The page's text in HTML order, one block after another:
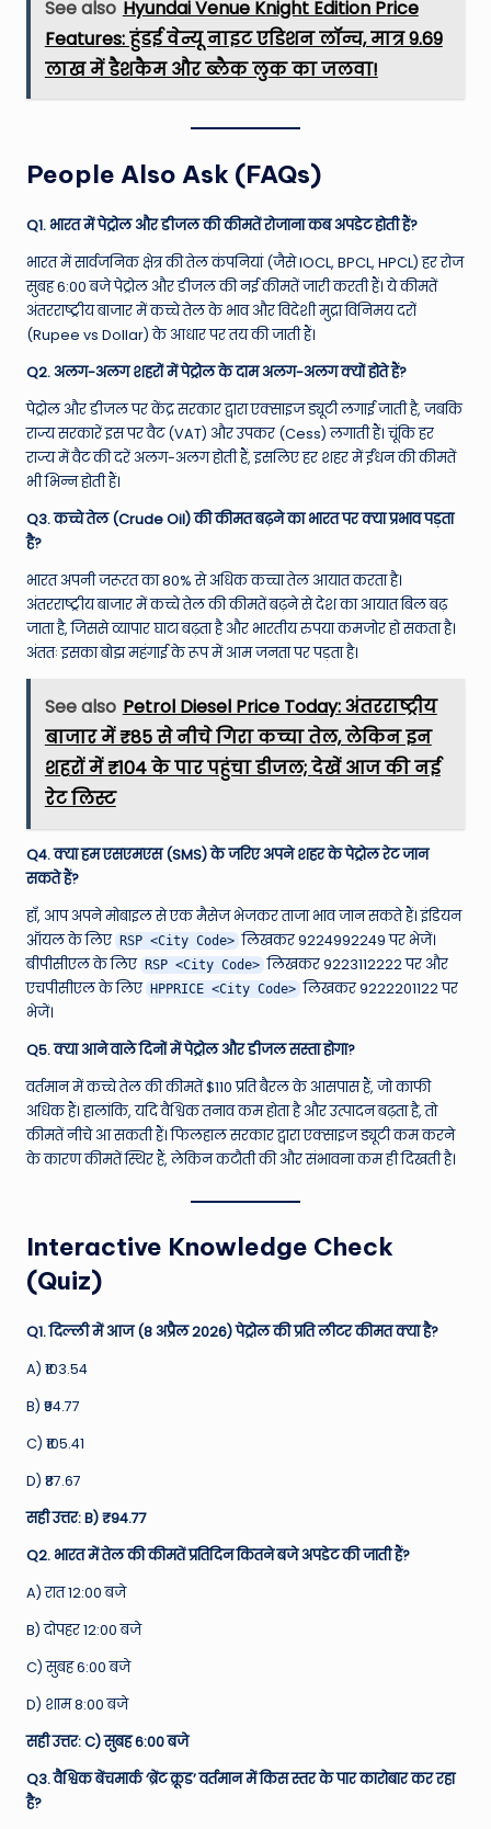
See also Hyundai Venue Knight Edition Price
Features: हुंडई वेन्यू नाइट एडिशन लॉन्च, मात्र 9.69
लाख में डैशकैम और ब्लैक लुक का जलवा!
People Also Ask (FAQs)
Q1. भारत में पेट्रोल और डीजल की कीमतें रोजाना कब अपडेट होती हैं?
भारत में सार्वजनिक क्षेत्र की तेल कंपनियां (जैसे IOCL, BPCL, HPCL) हर रोज
सुबह 6:00 बजे पेट्रोल और डीजल की नई कीमतें जारी करती हैं। ये कीमतें
अंतरराष्ट्रीय बाजार में कच्चे तेल के भाव और विदेशी मुद्रा विनिमय दरों
(Rupee vs Dollar) के आधार पर तय की जाती हैं।
Q2. अलग-अलग शहरों में पेट्रोल के दाम अलग-अलग क्यों होते हैं?
पेट्रोल और डीजल पर केंद्र सरकार द्वारा एक्साइज ड्यूटी लगाई जाती है, जबकि
राज्य सरकारें इस पर वैट (VAT) और उपकर (Cess) लगाती हैं। चूंकि हर
राज्य में वैट की दरें अलग-अलग होती हैं, इसलिए हर शहर में ईंधन की कीमतें
भी भिन्न होती हैं।
Q3. कच्चे तेल (Crude Oil) की कीमत बढ़ने का भारत पर क्या प्रभाव पड़ता
है?
भारत अपनी जरूरत का 80% से अधिक कच्चा तेल आयात करता है।
अंतरराष्ट्रीय बाजार में कच्चे तेल की कीमतें बढ़ने से देश का आयात बिल बढ़
जाता है, जिससे व्यापार घाटा बढ़ता है और भारतीय रुपया कमजोर हो सकता है।
अंततः इसका बोझ महंगाई के रूप में आम जनता पर पड़ता है।
See also Petrol Diesel Price Today: अंतरराष्ट्रीय
बाजार में ₹85 से नीचे गिरा कच्चा तेल, लेकिन इन
शहरों में ₹104 के पार पहुंचा डीजल; देखें आज की नई
रेट लिस्ट
Q4. क्या हम एसएमएस (SMS) के जरिए अपने शहर के पेट्रोल रेट जान
सकते हैं?
हाँ, आप अपने मोबाइल से एक मैसेज भेजकर ताजा भाव जान सकते हैं। इंडियन
ऑयल के लिए RSP <City Code> लिखकर 9224992249 पर भेजें।
बीपीसीएल के लिए RSP <City Code> लिखकर 9223112222 पर और
एचपीसीएल के लिए HPPRICE <City Code> लिखकर 9222201122 पर
भेजें।
Q5. क्या आने वाले दिनों में पेट्रोल और डीजल सस्ता होगा?
वर्तमान में कच्चे तेल की कीमतें $110 प्रति बैरल के आसपास हैं, जो काफी
अधिक हैं। हालांकि, यदि वैश्विक तनाव कम होता है और उत्पादन बढ़ता है, तो
कीमतें नीचे आ सकती हैं। फिलहाल सरकार द्वारा एक्साइज ड्यूटी कम करने
के कारण कीमतें स्थिर हैं, लेकिन कटौती की और संभावना कम ही दिखती है।
Interactive Knowledge Check
(Quiz)
Q1. दिल्ली में आज (8 अप्रैल 2026) पेट्रोल की प्रति लीटर कीमत क्या है?
A) ₹103.54
B) ₹94.77
C) ₹105.41
D) ₹87.67
सही उत्तर: B) ₹94.77
Q2. भारत में तेल की कीमतें प्रतिदिन कितने बजे अपडेट की जाती हैं?
A) रात 12:00 बजे
B) दोपहर 12:00 बजे
C) सुबह 6:00 बजे
D) शाम 8:00 बजे
सही उत्तर: C) सुबह 6:00 बजे
Q3. वैश्विक बेंचमार्क ‘ब्रेंट क्रूड’ वर्तमान में किस स्तर के पार कारोबार कर रहा
है?